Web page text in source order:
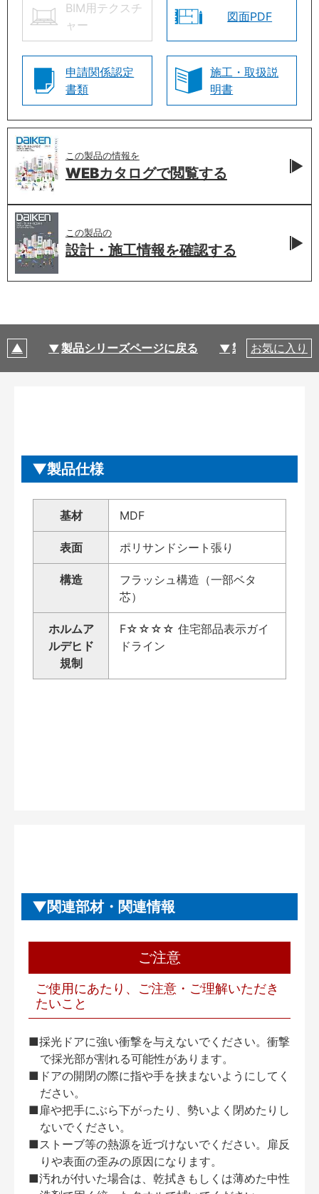
BIM用テクスチ
ャー
図面PDF
申請関係認定
書類
施工・取扱説
明書
この製品の情報を
WEBカタログで閲覧する
この製品の
設計・施工情報を確認する
製品シリーズページに戻る 製品仕様
お気に入り
製品仕様
基材 MDF
表面 ポリサンドシート張り
構造
フラッシュ構造（一部ベタ
芯）
ホルムア
ルデヒド
規制
F☆☆☆☆ 住宅部品表示ガイ
ドライン
関連部材・関連情報
ご注意
ご使用にあたり、ご注意・ご理解いただき
たいこと
■採光ドアに強い衝撃を与えないでください。衝撃
で採光部が割れる可能性があります。
■ドアの開閉の際に指や手を挟まないようにしてく
ださい。
■扉や把手にぶら下がったり、勢いよく閉めたりし
ないでください。
■ストーブ等の熱源を近づけないでください。扉反
りや表面の歪みの原因になります。
■汚れが付いた場合は、乾拭きもしくは薄めた中性